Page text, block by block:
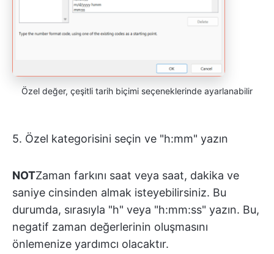
Özel değer, çeşitli tarih biçimi seçeneklerinde ayarlanabilir
5. Özel kategorisini seçin ve "h:mm" yazın
NOTZaman farkını saat veya saat, dakika ve
saniye cinsinden almak isteyebilirsiniz. Bu
durumda, sırasıyla "h" veya "h:mm:ss" yazın. Bu,
negatif zaman değerlerinin oluşmasını
önlemenize yardımcı olacaktır.